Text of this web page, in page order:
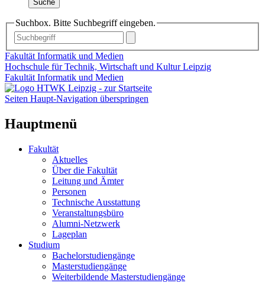
Suche
Suchbox. Bitte Suchbegriff eingeben.
Fakultät Informatik und Medien
Hochschule für Technik, Wirtschaft und Kultur Leipzig
Fakultät Informatik und Medien
Seiten Haupt-Navigation überspringen
Hauptmenü
Fakultät
Aktuelles
Über die Fakultät
Leitung und Ämter
Personen
Technische Ausstattung
Veranstaltungsbüro
Alumni-Netzwerk
Lageplan
Studium
Bachelorstudiengänge
Masterstudiengänge
Weiterbildende Masterstudiengänge